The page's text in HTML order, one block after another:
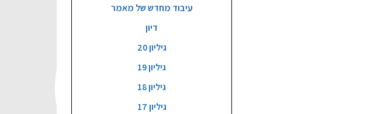
עיבוד מחדש של מאמר
דיון
גיליון 20
גיליון 19
גיליון 18
גיליון 17